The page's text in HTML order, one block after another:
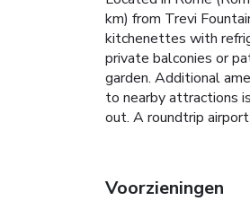
km) from Trevi
kitchenettes with
private balconies or
garden. Additional
to nearby attractions
out. A roundtrip
Voorzieningen